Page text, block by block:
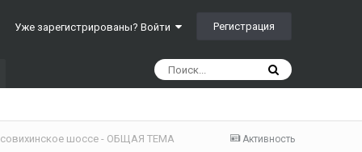
Уже зарегистрированы? Войти Регистрация
Активность
шоссе - ОБЩАЯ ТЕМА